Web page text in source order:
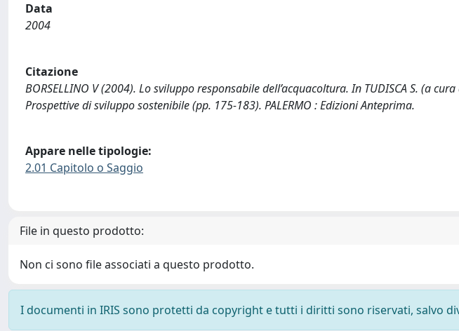
Data
2004
Citazione
BORSELLINO V (2004). Lo sviluppo responsabile dell’acquacoltura. In TUDISCA S. (a
Prospettive di sviluppo sostenibile (pp. 175-183). PALERMO : Edizioni Anteprima.
Appare nelle tipologie:
2.01 Capitolo o Saggio
File in questo prodotto:
Non ci sono file associati a questo prodotto.
I documenti in IRIS sono protetti da copyright e tutti i diritti sono riservati, salvo